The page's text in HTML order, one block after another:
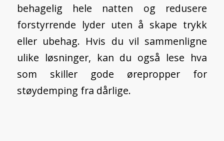
behagelig hele natten og redusere
forstyrrende lyder uten å skape trykk
eller ubehag. Hvis du vil sammenligne
ulike løsninger, kan du også lese hva
som skiller gode ørepropper for
støydemping fra dårlige.